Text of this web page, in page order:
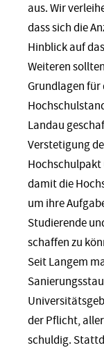
aus. Wir
dass sich die
Hinblick auf
Weiteren
Grundlagen für
Landau
Verstetigung
Hochschulpakt
damit die
um ihre
Studierende
schaffen zu
Seit Langem
der Pflicht,
schuldig.